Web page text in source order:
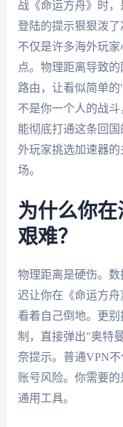
战《命运方舟》时
登陆的提示狠狠泼
不仅是许多海外玩
点。物理距离导致
路由，让看似简单
不是你一个人的战
能彻底打通这条回
外玩家挑选加速器
场。
为什么你
艰难？
物理距离是硬伤。
迟让你在《命运方
看着自己倒地。更
制，直接弹出"奥特
奈提示。普通VPN
账号风险。你需要
通用工具。